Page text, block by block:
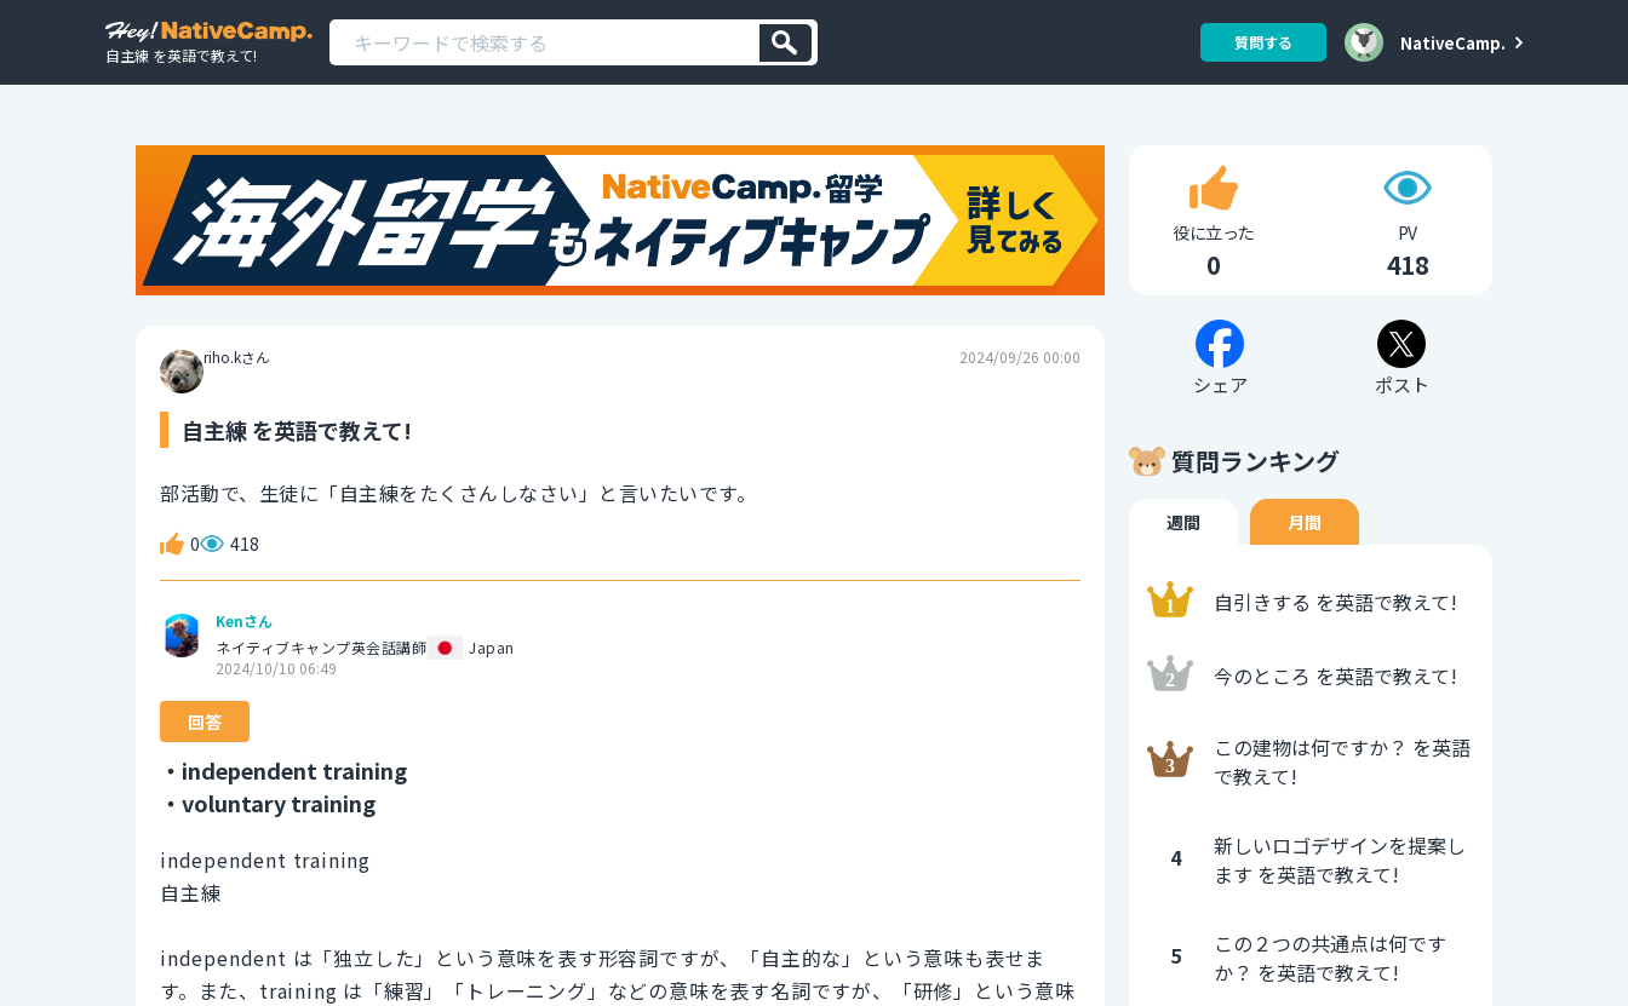
自主練 を英語で教えて!
質問する NativeCamp.
riho.kさん 2024/09/26 00:00
自主練 を英語で教えて!
部活動で、生徒に「自主練をたくさんしなさい」と言いたいです。
0 418
Kenさん
ネイティブキャンプ英会話講師
Japan
2024/10/10 06:49
回答
・independent training
・voluntary training
independent training
自主練
independent は「独立した」という意味を表す形容詞ですが、「自主的な」という意味も表せま
す。また、training は「練習」「トレーニング」などの意味を表す名詞ですが、「研修」という意味
役に立った
0
PV
418
シェア ポスト
質問ランキング
週間 月間
自引きする を英語で教えて!
今のところ を英語で教えて!
この建物は何ですか？ を英語
で教えて!
4
新しいロゴデザインを提案し
ます を英語で教えて!
5
この２つの共通点は何です
か？ を英語で教えて!